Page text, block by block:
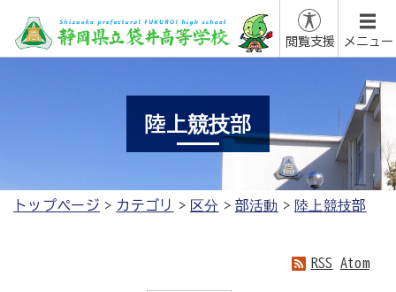
閲覧支援 メニュー
陸上競技部
トップページ カテゴリ 区分 部活動 陸上競技部
RSS Atom